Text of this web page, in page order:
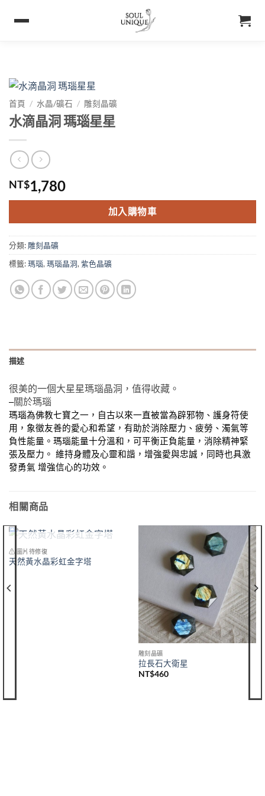
首頁 / 水晶/礦石 / 雕刻晶礦
水滴晶洞 瑪瑙星星
NT$1,780
加入購物車
分類: 雕刻晶礦
標籤:瑪瑙, 瑪瑙晶洞, 紫色晶礦
描述
很美的一個大星星瑪瑙晶洞，值得收藏。
–關於瑪瑙
瑪瑙為佛教七寶之一，自古以來一直被當為辟邪物、護身符使
用，象徵友善的愛心和希望，有助於消除壓力、疲勞、濁氣等
負性能量。瑪瑙能量十分溫和，可平衡正負能量，消除精神緊
張及壓力。 維持身體及心靈和諧，增強愛與忠誠，同時也具激
發勇氣 增強信心的功效。
相關商品
⚠ 圖片待修復
天然黃水晶彩虹金字塔
雕刻晶礦
拉長石大衛星
NT$460